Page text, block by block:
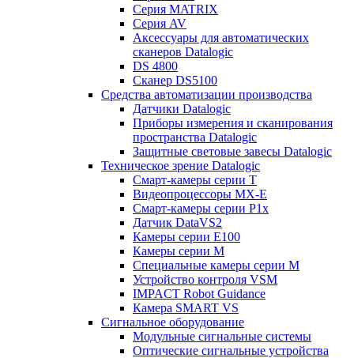
Серия MATRIX
Серия AV
Аксессуары для автоматических
сканеров Datalogic
DS 4800
Сканер DS5100
Средства автоматизации производства
Датчики Datalogic
Приборы измерения и сканирования
пространства Datalogic
Защитные световые завесы Datalogic
Техническое зрение Datalogic
Смарт-камеры серии T
Видеопроцессоры MX-E
Смарт-камеры серии P1x
Датчик DataVS2
Камеры серии E100
Камеры серии M
Специальные камеры серии M
Устройство контроля VSM
IMPACT Robot Guidance
Камера SMART VS
Cигнальное оборудование
Модульные сигнальные системы
Оптические сигнальные устройства